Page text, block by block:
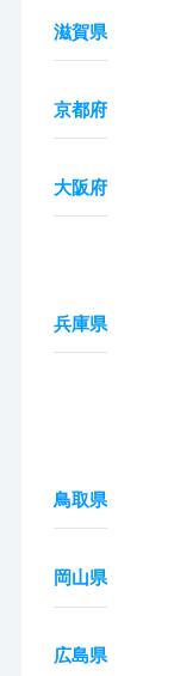
滋賀県
京都府
大阪府
兵庫県
鳥取県
岡山県
広島県